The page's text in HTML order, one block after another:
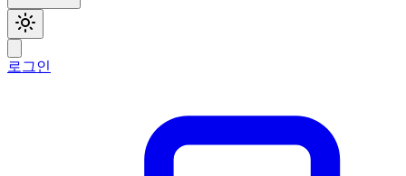
로그인